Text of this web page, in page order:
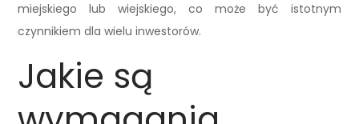
miejskiego lub wiejskiego, co może być istotnym
czynnikiem dla wielu inwestorów.
Jakie są